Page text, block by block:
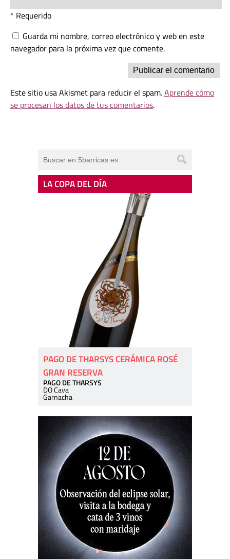
* Requerido
Guarda mi nombre, correo electrónico y web en este
navegador para la próxima vez que comente.
Este sitio usa Akismet para reducir el spam.Aprende cómo
se procesan los datos de tus comentarios.
LA COPA DEL DÍA
PAGO DE THARSYS CERÁMICA ROSÉ
GRAN RESERVA
PAGO DE THARSYS
DO Cava
Garnacha